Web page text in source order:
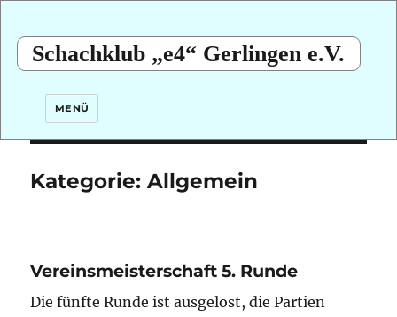
Schachklub „e4“ Gerlingen e.V.
MENÜ
Kategorie:Allgemein
Vereinsmeisterschaft 5. Runde
Die fünfte Runde ist ausgelost, die Partien